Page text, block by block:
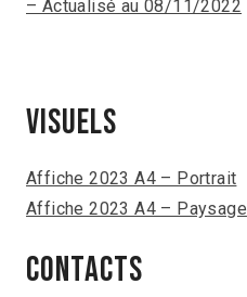
– Actualisé au 08/11/2022
VISUELS
Affiche 2023 A4 – Portrait
Affiche 2023 A4 – Paysage
CONTACTS